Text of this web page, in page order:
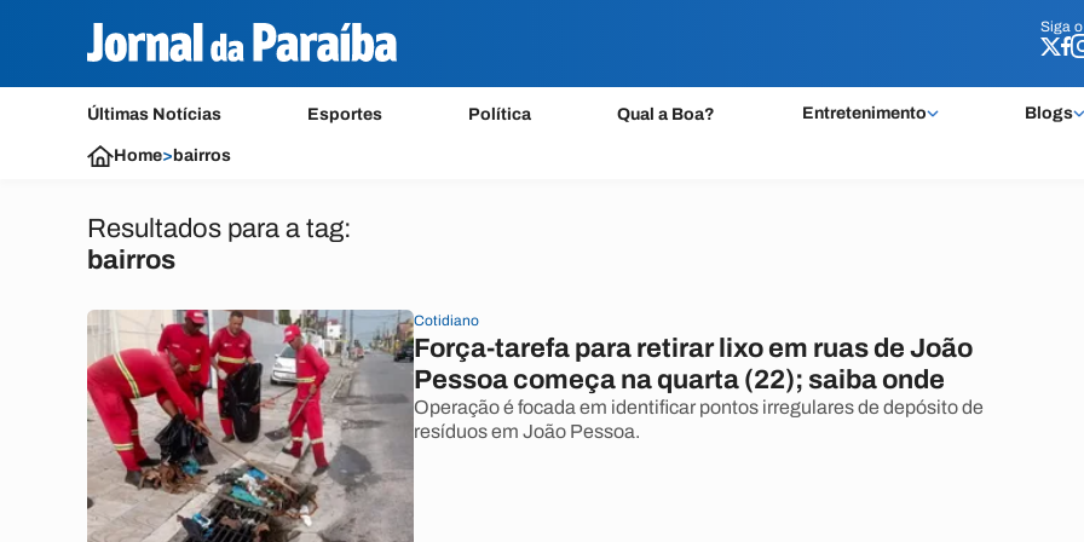
Siga o
Últimas Notícias Esportes Política Qual a Boa? Entretenimento Blogs
Siga o
Home> bairros
Resultados para a tag:
bairros
Cotidiano
Força-tarefa para retirar lixo em ruas de João
Pessoa começa na quarta (22); saiba onde
Operação é focada em identificar pontos irregulares de depósito de
resíduos em João Pessoa.